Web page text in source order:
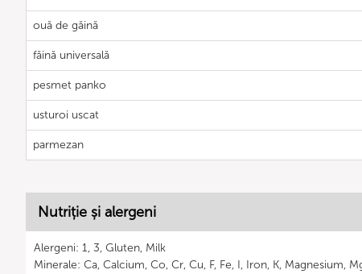
ouă de găină
făină universală
pesmet panko
usturoi uscat
parmezan
Nutriție și alergeni
Alergeni: 1, 3, Gluten, Milk
Minerale: Ca, Calcium, Co, Cr, Cu, F, Fe, I, Iron, K, Magnesium,